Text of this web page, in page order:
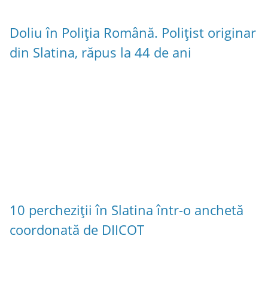
Doliu în Poliția Română. Polițist originar
din Slatina, răpus la 44 de ani
10 percheziții în Slatina într-o anchetă
coordonată de DIICOT